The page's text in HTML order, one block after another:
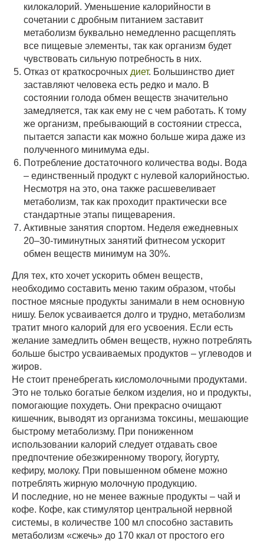
килокалорий. Уменьшение калорийности в
сочетании с дробным питанием заставит
метаболизм буквально немедленно расщеплять
все пищевые элементы, так как организм будет
чувствовать сильную потребность в них.
Отказ от краткосрочных диет. Большинство диет
заставляют человека есть редко и мало. В
состоянии голода обмен веществ значительно
замедляется, так как ему не с чем работать. К тому
же организм, пребывающий в состоянии стресса,
пытается запасти как можно больше жира даже из
полученного минимума еды.
Потребление достаточного количества воды. Вода
– единственный продукт с нулевой калорийностью.
Несмотря на это, она также расшевеливает
метаболизм, так как проходит практически все
стандартные этапы пищеварения.
Активные занятия спортом. Неделя ежедневных
20–30-тиминутных занятий фитнесом ускорит
обмен веществ минимум на 30%.
Для тех, кто хочет ускорить обмен веществ,
необходимо составить меню таким образом, чтобы
постное мясные продукты занимали в нем основную
нишу. Белок усваивается долго и трудно, метаболизм
тратит много калорий для его усвоения. Если есть
желание замедлить обмен веществ, нужно потреблять
больше быстро усваиваемых продуктов – углеводов и
жиров.
Не стоит пренебрегать кисломолочными продуктами.
Это не только богатые белком изделия, но и продукты,
помогающие похудеть. Они прекрасно очищают
кишечник, выводят из организма токсины, мешающие
быстрому метаболизму. При пониженном
использовании калорий следует отдавать свое
предпочтение обезжиренному творогу, йогурту,
кефиру, молоку. При повышенном обмене можно
потреблять жирную молочную продукцию.
И последние, но не менее важные продукты – чай и
кофе. Кофе, как стимулятор центральной нервной
системы, в количестве 100 мл способно заставить
метаболизм «сжечь» до 170 ккал от простого его